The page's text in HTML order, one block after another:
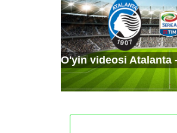
O'yin videosi Atalanta